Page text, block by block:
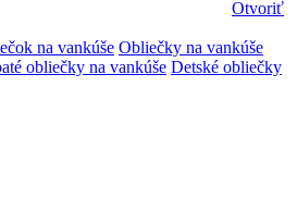
Otvoriť
na vankúše Obliečky na vankúše
obliečky na vankúše Detské obliečky